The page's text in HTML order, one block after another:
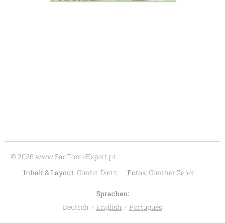
© 2026 www.SaoTomeExpert.pt
Inhalt & Layout: Günter Dietz Fotos:Günther Zeber
Sprachen
Deutsch
English Português